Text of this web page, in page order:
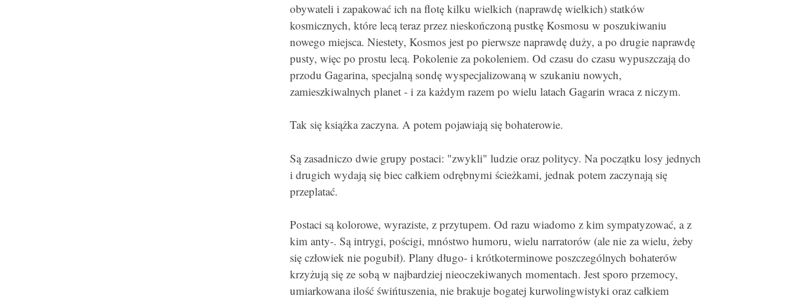
obywateli i zapakować ich na flotę kilku wielkich (naprawdę wielkich) statków
kosmicznych, które lecą teraz przez nieskończoną pustkę Kosmosu w poszukiwaniu
nowego miejsca. Niestety, Kosmos jest po pierwsze naprawdę duży, a po drugie naprawdę
pusty, więc po prostu lecą. Pokolenie za pokoleniem. Od czasu do czasu wypuszczają do
przodu Gagarina, specjalną sondę wyspecjalizowaną w szukaniu nowych,
zamieszkiwalnych planet - i za każdym razem po wielu latach Gagarin wraca z niczym.
Tak się książka zaczyna. A potem pojawiają się bohaterowie.
Są zasadniczo dwie grupy postaci: "zwykli" ludzie oraz politycy. Na początku losy jednych
i drugich wydają się biec całkiem odrębnymi ścieżkami, jednak potem zaczynają się
przeplatać.
Postaci są kolorowe, wyraziste, z przytupem. Od razu wiadomo z kim sympatyzować, a z
kim anty-. Są intrygi, pościgi, mnóstwo humoru, wielu narratorów (ale nie za wielu, żeby
się człowiek nie pogubił). Plany długo- i krótkoterminowe poszczególnych bohaterów
krzyżują się ze sobą w najbardziej nieoczekiwanych momentach. Jest sporo przemocy,
umiarkowana ilość świńtuszenia, nie brakuje bogatej kurwolingwistyki oraz całkiem